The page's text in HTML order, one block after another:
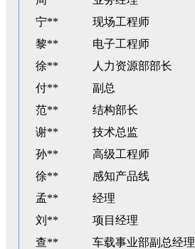
宁**
现场工程师
黎**
电子工程师
徐**
人力资源部部长
付**
副总
范**
结构部长
谢**
技术总监
孙**
高级工程师
徐**
感知产品线
孟**
经理
刘**
项目经理
查**
车载事业部副总经理